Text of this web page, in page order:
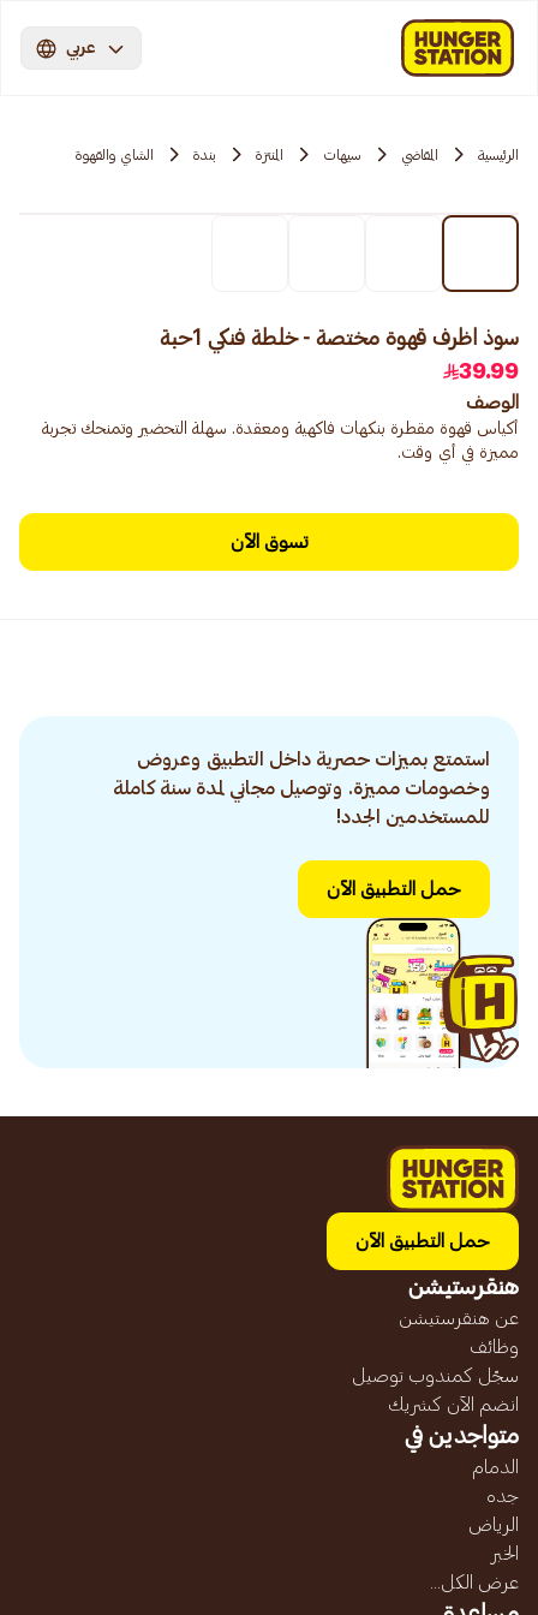
عربي
الرئيسية المقاضي سيهات المنتزة بندة الشاي والقهوة
سوذ اظرف قهوة مختصة - خلطة فنكي 1حبة
39.99
الوصف
أكياس قهوة مقطرة بنكهات فاكهية ومعقدة. سهلة التحضير وتمنحك تجربة
مميزة في أي وقت.
تسوق الآن
استمتع بميزات حصرية داخل التطبيق وعروض
وخصومات مميزة. وتوصيل مجاني لمدة سنة كاملة
للمستخدمين الجدد!
حمل التطبيق الآن
حمل التطبيق الآن
هنقرستيشن
عن هنقرستيشن
وظائف
سجّل كمندوب توصيل
انضم الآن كشريك
متواجدين في
الدمام
جده
الرياض
الخبر
عرض الكل...